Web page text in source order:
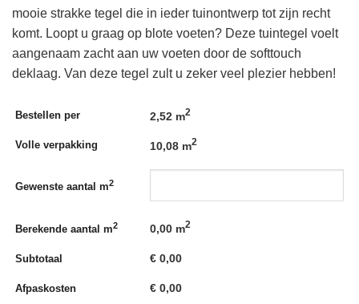
mooie strakke tegel die in ieder tuinontwerp tot zijn recht
komt. Loopt u graag op blote voeten? Deze tuintegel voelt
aangenaam zacht aan uw voeten door de softtouch
deklaag. Van deze tegel zult u zeker veel plezier hebben!
Bestellen per 2,52 m2
Volle verpakking 10,08 m2
Gewenste aantal m2
Berekende aantal m2 0,00 m2
Subtotaal €0,00
Afpaskosten €0,00